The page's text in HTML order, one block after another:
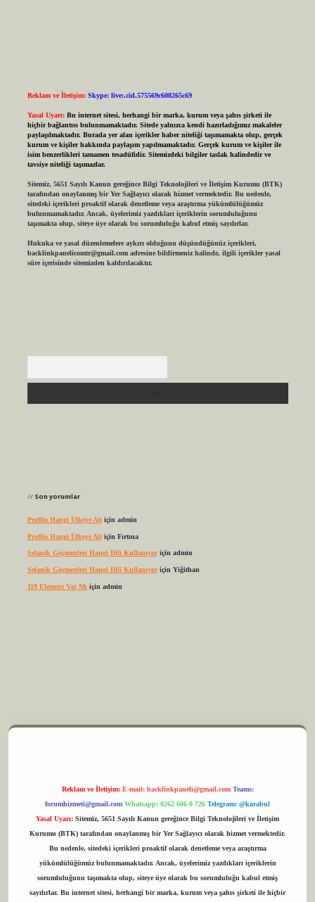
Reklam ve İletişim: Skype: live:.cid.575569c608265c69
Yasal Uyarı: Bu internet sitesi, herhangi bir marka, kurum veya şahıs şirketi ile
hiçbir bağlantısı bulunmamaktadır. Sitede yalnızca kendi hazırladığımız makaleler
paylaşılmaktadır. Burada yer alan içerikler haber niteliği taşımamakta olup, gerçek
kurum ve kişiler hakkında paylaşım yapılmamaktadır. Gerçek kurum ve kişiler ile
isim benzerlikleri tamamen tesadüfidir. Sitemizdeki bilgiler taslak halindedir ve
tavsiye niteliği taşımazlar.
Sitemiz, 5651 Sayılı Kanun gereğince Bilgi Teknolojileri ve İletişim Kurumu (BTK)
tarafından onaylanmış bir Yer Sağlayıcı olarak hizmet vermektedir. Bu nedenle,
sitedeki içerikleri proaktif olarak denetleme veya araştırma yükümlülüğümüz
bulunmamaktadır. Ancak, üyelerimiz yazdıkları içeriklerin sorumluluğunu
taşımakta olup, siteye üye olarak bu sorumluluğu kabul etmiş sayılırlar.
Hukuka ve yasal düzenlemelere aykırı olduğunu düşündüğünüz içerikleri,
backlinkpanelicomtr@gmail.comadresine bildirmeniz halinde, ilgili içerikler yasal
süre içerisinde sitemizden kaldırılacaktır.
Son yorumlar
Profilo Hangi Ülkeye Aitiçin admin
Profilo Hangi Ülkeye Aitiçin Fırtına
Selanik Göçmenleri Hangi Dili Kullanıyoriçin admin
Selanik Göçmenleri Hangi Dili Kullanıyoriçin Yiğithan
119 Element Var Mı için admin
Reklam ve İletişim: E-mail: backlinkpaneli@gmail.com Teams:
forumhizmeti@gmail.com Whatsapp: 0262 606 0 726 Telegram: @karabul
Yasal Uyarı: Sitemiz, 5651 Sayılı Kanun gereğince Bilgi Teknolojileri ve İletişim
Kurumu (BTK) tarafından onaylanmış bir Yer Sağlayıcı olarak hizmet vermektedir.
Bu nedenle, sitedeki içerikleri proaktif olarak denetleme veya araştırma
yükümlülüğümüz bulunmamaktadır. Ancak, üyelerimiz yazdıkları içeriklerin
sorumluluğunu taşımakta olup, siteye üye olarak bu sorumluluğu kabul etmiş
sayılırlar. Bu internet sitesi, herhangi bir marka, kurum veya şahıs şirketi ile hiçbir